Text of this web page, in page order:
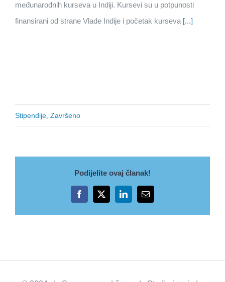
međunarodnih kurseva u Indiji. Kursevi su u potpunosti
finansirani od strane Vlade Indije i početak kurseva [...]
Stipendije, Završeno
Podijelite ovaj članak!
Facebook
X LinkedInEmail